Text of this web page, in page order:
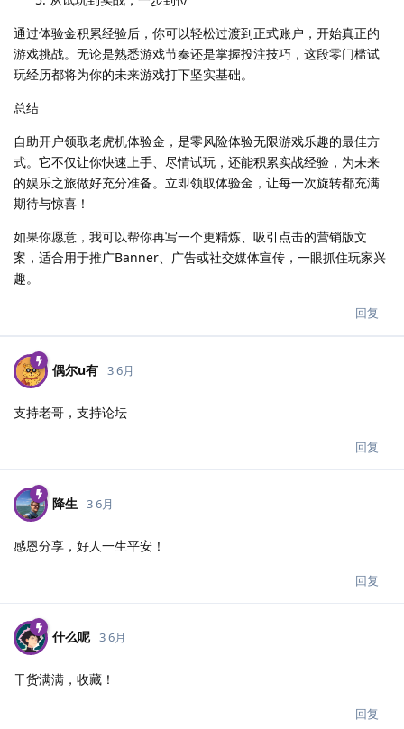
通过体验金积累经验后，你可以轻松过渡到正式账户，开始真正的
游戏挑战。无论是熟悉游戏节奏还是掌握投注技巧，这段零门槛试
玩经历都将为你的未来游戏打下坚实基础。
总结
自助开户领取老虎机体验金，是零风险体验无限游戏乐趣的最佳方
式。它不仅让你快速上手、尽情试玩，还能积累实战经验，为未来
的娱乐之旅做好充分准备。立即领取体验金，让每一次旋转都充满
期待与惊喜！
如果你愿意，我可以帮你再写一个更精炼、吸引点击的营销版文
案，适合用于推广Banner、广告或社交媒体宣传，一眼抓住玩家兴
趣。
回复
偶尔u有 3 6月
支持老哥，支持论坛
回复
降生 3 6月
感恩分享，好人一生平安！
回复
什么呢 3 6月
干货满满，收藏！
回复